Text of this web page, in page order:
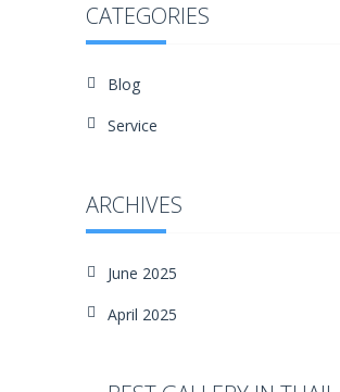
CATEGORIES
Blog
Service
ARCHIVES
June 2025
April 2025